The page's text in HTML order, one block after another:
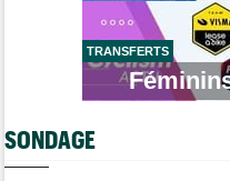
Tour de Burgos
A quelle heure et sur quelle
Route
Quels seront les prochains
Anton Schiffer à nouveau
TRANSFERTS
SONDAGE